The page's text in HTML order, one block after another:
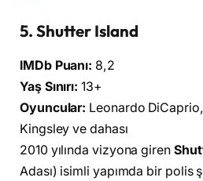
5. Shutter Island
IMDb Puanı: 8,2
Yaş Sınırı: 13+
Oyuncular: Leonardo
Kingsley ve dahası
2010 yılında vizyona giren
Adası) isimli yapımda bir polis